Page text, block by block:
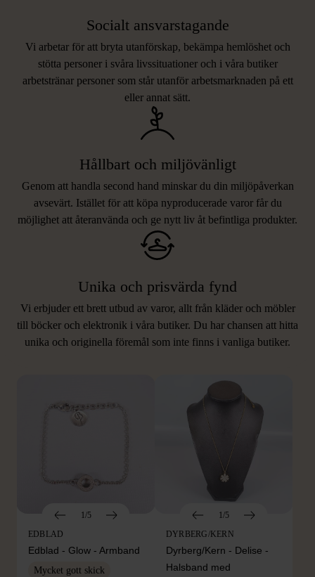
Socialt ansvarstagande
Vi arbetar för att bryta utanförskap, bekämpa hemlöshet och
stötta personer i svåra livssituationer och i våra butiker
arbetstränar personer som står utanför arbetsmarknaden på ett
eller annat sätt.
Hållbart och miljövänligt
Genom att handla second hand minskar du din miljöpåverkan
avsevärt. Istället för att köpa nyproducerade varor får du
möjlighet att återanvända och ge nytt liv åt befintliga produkter.
Unika och prisvärda fynd
Vi erbjuder ett brett utbud av varor, allt från kläder och möbler
till böcker och elektronik i våra butiker. Du har chansen att hitta
unika och originella föremål som inte finns i vanliga butiker.
LIKNANDE PRODUKTER
Hitta produkter som påminner om denna
1/5
EDBLAD
Edblad - Glow - Armband
Mycket gott skick
1/5
DYRBERG/KERN
Dyrberg/Kern - Delise -
Halsband med